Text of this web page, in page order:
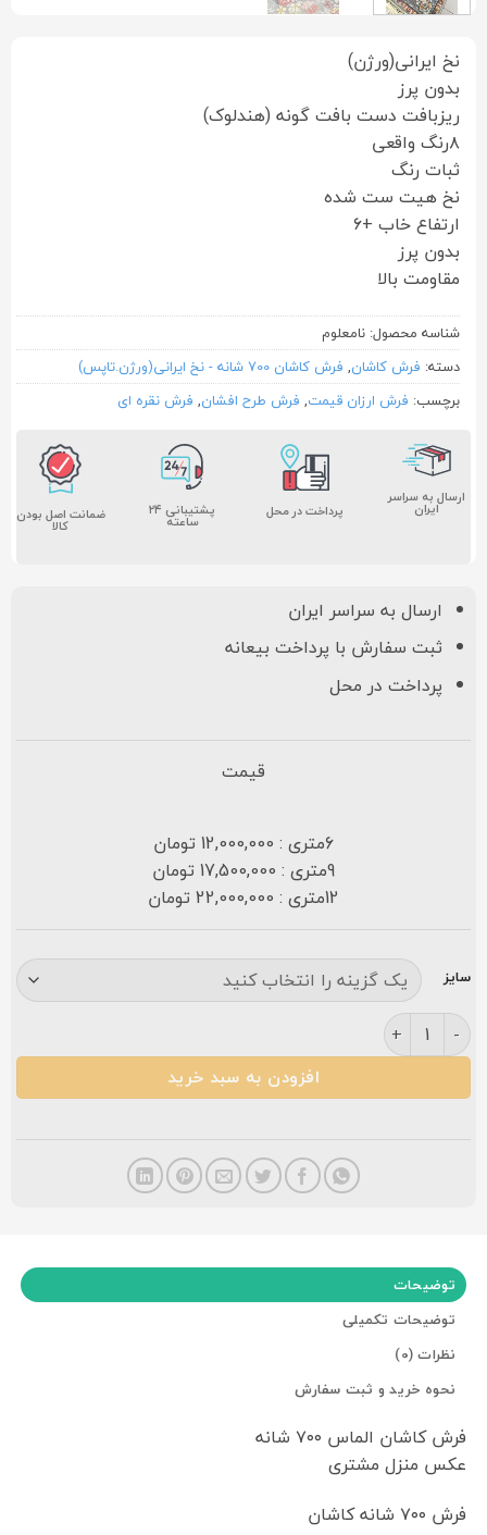
نخ ایرانی(ورژن)
بدون پرز
ریزبافت دست بافت گونه (هندلوک)
۸رنگ واقعی
ثبات رنگ
نخ هیت ست شده
ارتفاع خاب +۶
بدون پرز
مقاومت بالا
شناسه محصول: نامعلوم
دسته: فرش کاشان, فرش کاشان 700 شانه - نخ ایرانی(ورژن.تاپس)
برچسب: فرش ارزان قیمت, فرش طرح افشان, فرش نقره ای
ارسال به سراسر
ایران پرداخت در محل پشتیبانی ۲۴
ساعته ضمانت اصل بودن
کالا
ارسال به سراسر ایران
ثبت سفارش با پرداخت بیعانه
پرداخت در محل
قیمت
6متری : 12,000,000 تومان
9متری : 17,500,000 تومان
12متری : 22,000,000 تومان
سایز
فرش افشان الماس ۷۰۰ شانه نقره ای عدد
افزودن به سبد خرید
توضیحات
توضیحات تکمیلی
نظرات (0)
نحوه خرید و ثبت سفارش
فرش کاشان الماس ۷۰۰ شانه
عکس منزل مشتری
فرش ۷۰۰ شانه کاشان